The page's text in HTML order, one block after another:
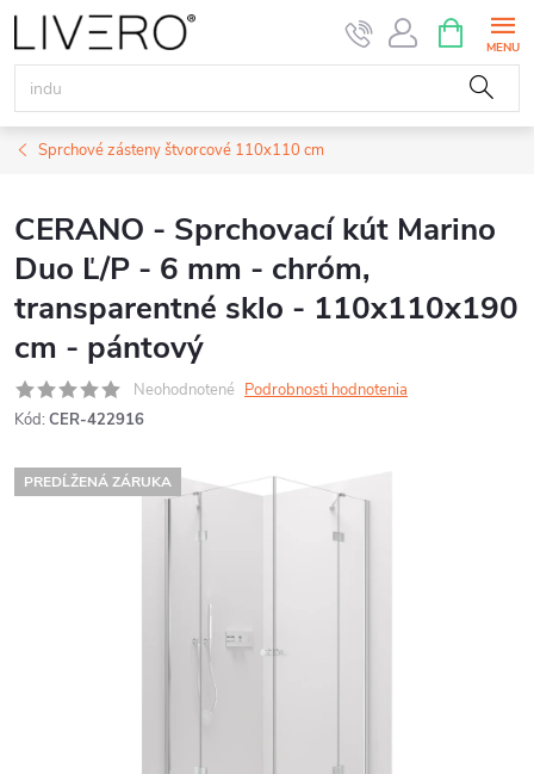
Prejsť
na
obsah
KOŠÍK
Sprchové zásteny štvorcové 110x110 cm
CERANO - Sprchovací kút Marino
Duo Ľ/P - 6 mm - chróm,
transparentné sklo - 110x110x190
cm - pántový
Neohodnotené Podrobnosti hodnotenia
Kód: CER-422916
PREDĹŽENÁ ZÁRUKA